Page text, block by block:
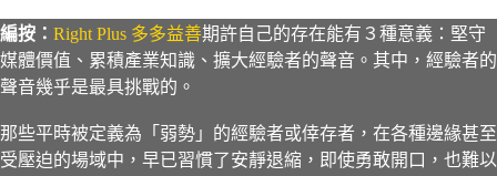
編按： Right Plus 多多益善期許自己的存在能有３種意義：堅守
媒體價值、累積產業知識、擴大經驗者的聲音。其中，經驗者的
聲音幾乎是最具挑戰的。
那些平時被定義為「弱勢」的經驗者或倖存者，在各種邊緣甚至
受壓迫的場域中，早已習慣了安靜退縮，即使勇敢開口，也難以